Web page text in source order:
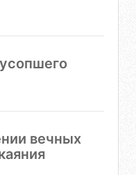
вечных